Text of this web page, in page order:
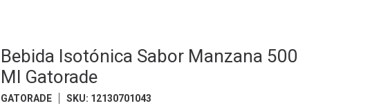
Bebida Isotónica Sabor Manzana 500
Ml Gatorade
GATORADE SKU: 12130701043